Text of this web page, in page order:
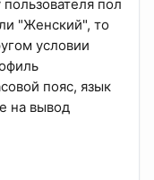
пол
"Женский", то
условии
пояс, язык
на вывод